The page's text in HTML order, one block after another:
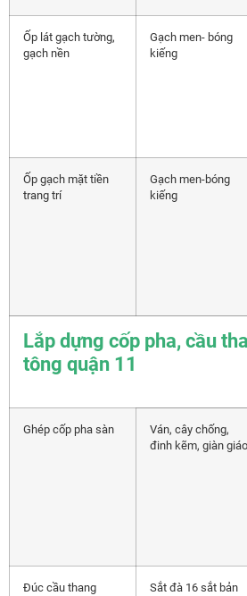
Ốp lát gạch tường,
gạch nền
Gạch men- bóng
kiếng
Ốp gạch mặt tiền
trang trí
Gạch men-bóng
kiếng
Lắp dựng cốp pha, cầu
tông quận 11
Ghép cốp pha sàn
Ván, cây chống,
đinh kẽm, giàn giáo
Đúc cầu thang
Sắt đà 16 sắt bản